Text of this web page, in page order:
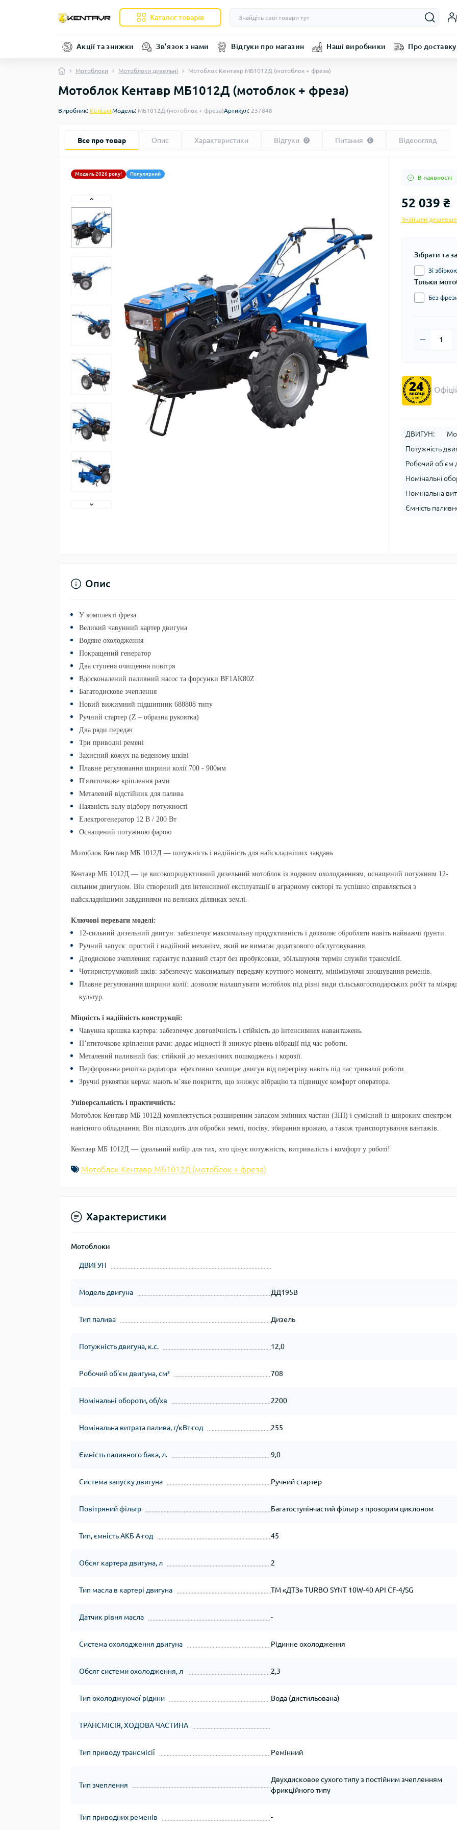
Каталог товарів
Акції та знижки Зв'язок з нами Відгуки про магазин Наші виробники Про доставку
Мотоблоки Мотоблоки дизельні Мотоблок Кентавр МБ1012Д (мотоблок + фреза)
Мотоблок Кентавр МБ1012Д (мотоблок + фреза)
Виробник: KentavrМодель: МБ1012Д (мотоблок + фреза)Артикул: 237848
Все про товар Опис Характеристики Відгуки 0 Питання 0 Відеоогляд
Модель 2026 року! Популярний
В наявності
52 039 ₴
Знайшли
Зібрати та
Зі
Тільки
Без
ДВИГУН:
Потужність
Робочий об'єм
Номінальні
Номінальна
Ємність
Опис
У комплекті фреза
Великий чавунний картер двигуна
Водяне охолодження
Покращений генератор
Два ступеня очищення повітря
Вдосконалений паливний насос та форсунки BF1AK80Z
Багатодискове зчеплення
Новий вижимний підшипник 688808 типу
Ручний стартер (Z – образна рукоятка)
Два ряди передач
Три приводні ремені
Захисний кожух на веденому шківі
Плавне регулювання ширини колії 700 - 900мм
П'ятиточкове кріплення рами
Металевий відстійник для палива
Наявність валу відбору потужності
Електрогенератор 12 В / 200 Вт
Оснащений потужною фарою
Мотоблок Кентавр МБ 1012Д — потужність і надійність для найскладніших завдань
Кентавр МБ 1012Д — це високопродуктивний дизельний мотоблок із водяним охолодженням, оснащений потужним 12-
сильним двигуном. Він створений для інтенсивної експлуатації в аграрному секторі та успішно справляється з
найскладнішими завданнями на великих ділянках землі.
Ключові переваги моделі:
12-сильний дизельний двигун: забезпечує максимальну продуктивність і дозволяє обробляти навіть найважчі ґрунти.
Ручний запуск: простий і надійний механізм, який не вимагає додаткового обслуговування.
Дводискове зчеплення: гарантує плавний старт без пробуксовки, збільшуючи термін служби трансмісії.
Чотириструмковий шків: забезпечує максимальну передачу крутного моменту, мінімізуючи зношування ременів.
Плавне регулювання ширини колії: дозволяє налаштувати мотоблок під різні види сільськогосподарських робіт та
культур.
Міцність і надійність конструкції:
Чавунна кришка картера: забезпечує довговічність і стійкість до інтенсивних навантажень.
П’ятиточкове кріплення рами: додає міцності й знижує рівень вібрації під час роботи.
Металевий паливний бак: стійкий до механічних пошкоджень і корозії.
Перфорована решітка радіатора: ефективно захищає двигун від перегріву навіть під час тривалої роботи.
Зручні рукоятки керма: мають м’яке покриття, що знижує вібрацію та підвищує комфорт оператора.
Універсальність і практичність:
Мотоблок Кентавр МБ 1012Д комплектується розширеним запасом змінних частин (ЗІП) і сумісний із широким спектром
навісного обладнання. Він підходить для обробки землі, посіву, збирання врожаю, а також транспортування вантажів.
Кентавр МБ 1012Д — ідеальний вибір для тих, хто цінує потужність, витривалість і комфорт у роботі!
Мотоблок Кентавр МБ1012Д (мотоблок + фреза)
Характеристики
Мотоблоки
ДВИГУН
Модель двигуна ДД195В
Тип палива Дизель
Потужність двигуна, к.с. 12,0
Робочий об'єм двигуна, см³ 708
Номінальні обороти, об/хв 2200
Номінальна витрата палива, г/кВт∙год 255
Ємність паливного бака, л. 9,0
Система запуску двигуна Ручний стартер
Повітряний фільтр Багатоступінчастий фільтр з прозорим циклоном
Тип, ємність АКБ А∙год 45
Обсяг картера двигуна, л 2
Тип масла в картері двигуна ТМ «ДТЗ» TURBO SYNT 10W-40 API CF-4/SG
Датчик рівня масла -
Система охолодження двигуна Рідинне охолодження
Обсяг системи охолодження, л 2,3
Тип охолоджуючої рідини Вода (дистильована)
ТРАНСМІСІЯ, ХОДОВА ЧАСТИНА
Тип приводу трансмісії Ремінний
Тип зчеплення
Двухдисковое сухого типу з постійним зчепленням
фрикційного типу
Тип приводних ременів -